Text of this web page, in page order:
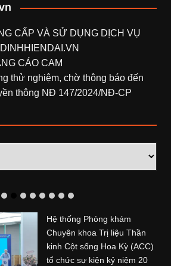
CẤP VÀ SỬ DỤNG DỊCH VỤ
CÁO CAM
thử nghiệm, chờ thông báo đến
thông NĐ 147/2024/NĐ-CP
Hệ thống Phòng khám
Chuyên khoa Trị liệu Thần
kinh Cột sống Hoa Kỳ (ACC)
tổ chức sự kiện kỷ niệm 20